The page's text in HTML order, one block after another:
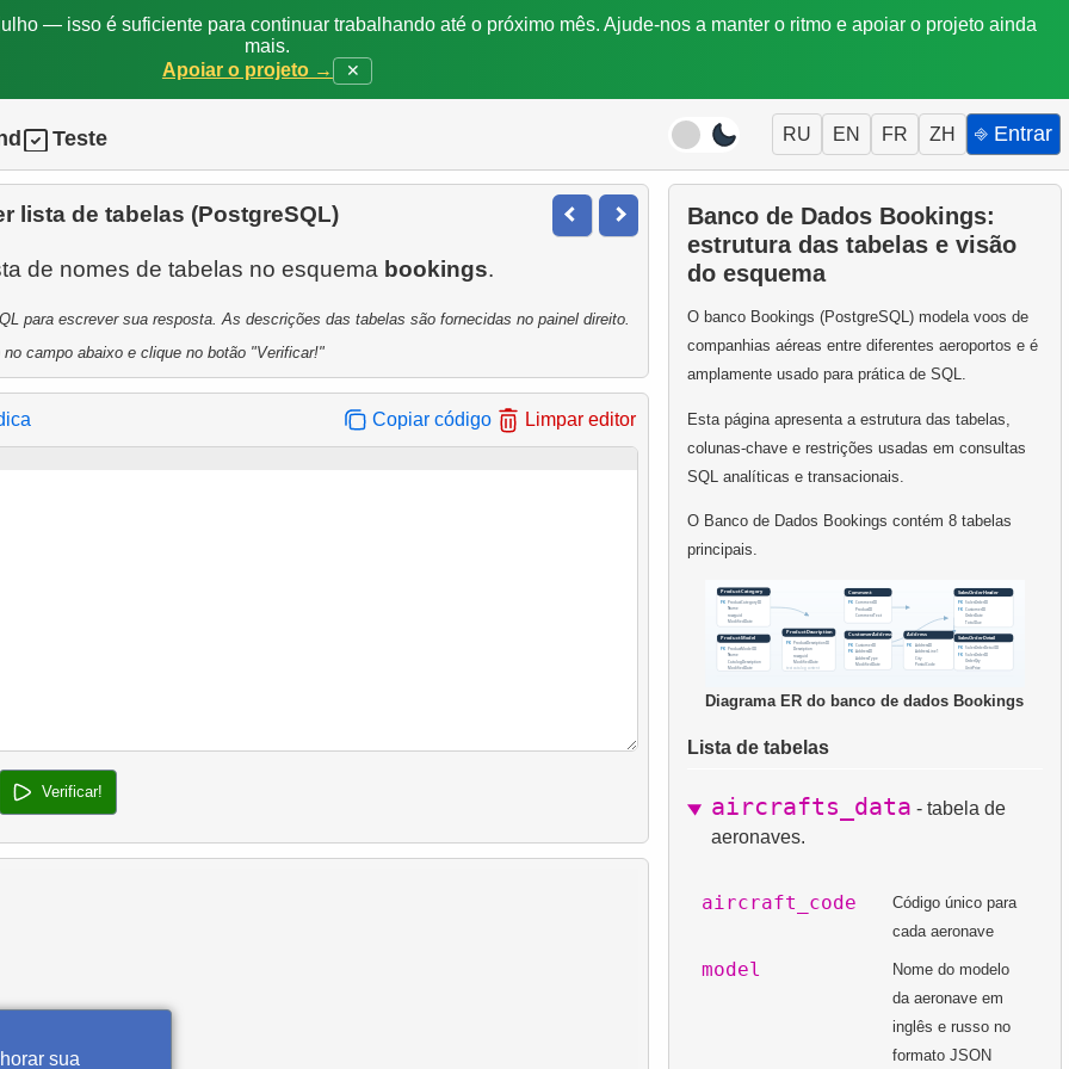
— isso é suficiente para continuar trabalhando até o próximo mês. Ajude-nos a manter o ritmo e apoiar o projeto ainda
mais.
Apoiar o projeto →
✕
Teste RU EN FR ZH ⎆ Entrar
lista de tabelas (PostgreSQL)
de nomes de tabelas no esquema bookings
para escrever sua resposta. As descrições das tabelas são fornecidas no painel direito.
campo abaixo e clique no botão "Verificar!"
Copiar código Limpar editor
Verificar!
Banco de Dados Bookings:
estrutura das tabelas e visão
do esquema
O banco Bookings (PostgreSQL) modela voos de
companhias aéreas entre diferentes aeroportos e é
amplamente usado para prática de SQL.
Esta página apresenta a estrutura das tabelas,
colunas-chave e restrições usadas em consultas
SQL analíticas e transacionais.
O Banco de Dados Bookings contém 8 tabelas
principais.
Diagrama ER do banco de dados Bookings
Lista de tabelas
aircrafts_data - tabela de
aeronaves.
aircraft_code
Código único para
cada aeronave
model
Nome do modelo
da aeronave em
inglês e russo no
formato JSON
sua